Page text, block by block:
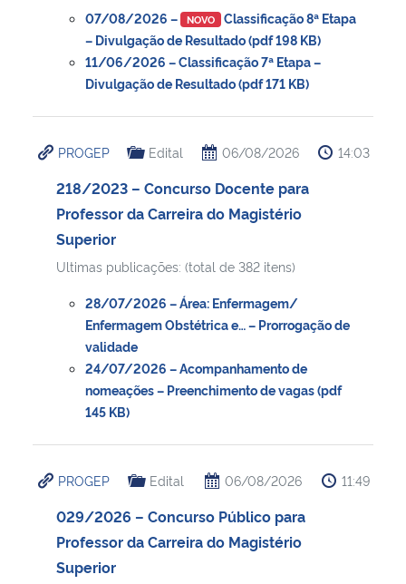
07/08/2026 – NOVO Classificação 8ª Etapa
– Divulgação de Resultado (pdf 198 KB)
11/06/2026 – Classificação 7ª Etapa –
Divulgação de Resultado (pdf 171 KB)
PROGEP Edital 06/08/2026 14:03
218/2023 – Concurso Docente para
Professor da Carreira do Magistério
Superior
Ultimas publicações: (total de 382 itens)
28/07/2026 – Área: Enfermagem/
Enfermagem Obstétrica e… – Prorrogação de
validade
24/07/2026 – Acompanhamento de
nomeações – Preenchimento de vagas (pdf
145 KB)
PROGEP Edital 06/08/2026 11:49
029/2026 – Concurso Público para
Professor da Carreira do Magistério
Superior